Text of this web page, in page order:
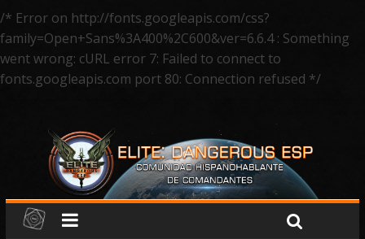
/* Error on http://fonts.googleapis.com/css?
family=Open+Sans%3A400%2C600&ver=6.6.4 : Something
went wrong: cURL error 7: Failed to connect to
fonts.googleapis.com port 80: Connection refused */